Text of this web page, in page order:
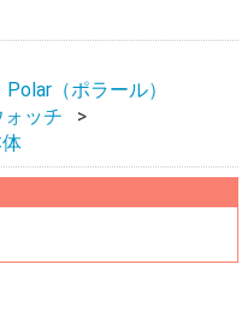
Polar（ポラール）
ォッチ